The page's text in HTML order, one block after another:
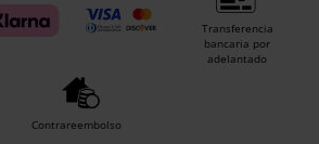
Transferencia
bancaria por
adelantado
Contrareembolso